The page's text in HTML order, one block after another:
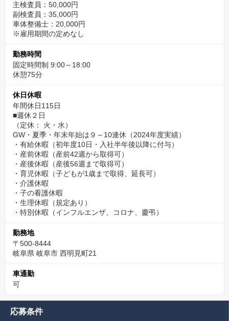
主検査員：50,000円
副検査員：35,000円
車体整備士：20,000円
※雇用期間の定めなし
勤務時間
固定時間制 9:00～18:00
休憩75分
休日休暇
年間休日115日
■週休２日
（定休： 火・水）
GW・夏季・年末年始は９～10連休（2024年度実績）
・有給休暇（初年度10日・入社半年後以降に付与）
・産前休暇（産前42週から取得可）
・産後休暇（産後56週まで取得可）
・育児休暇（子どもが1歳まで取得、延長可）
・介護休暇
・子の看護休暇
・生理休暇（規定あり）
・特別休暇（インフルエンザ、コロナ、慶弔）
勤務地
〒500-8444
岐阜県 岐阜市 西明見町21
車通勤
可
応募条件